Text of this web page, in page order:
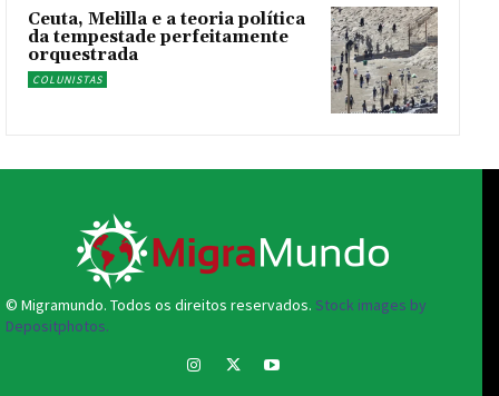
Ceuta, Melilla e a teoria política
da tempestade perfeitamente
orquestrada
COLUNISTAS
© Migramundo. Todos os direitos reservados. Stock images by
Depositphotos.